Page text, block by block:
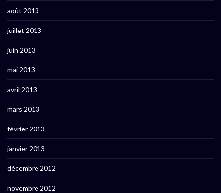
août 2013
juillet 2013
juin 2013
mai 2013
avril 2013
mars 2013
février 2013
janvier 2013
décembre 2012
novembre 2012